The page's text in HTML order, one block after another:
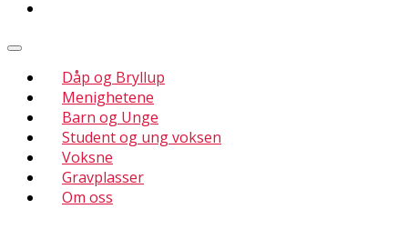
Dåp og Bryllup
Menighetene
Barn og Unge
Student og ung voksen
Voksne
Gravplasser
Om oss